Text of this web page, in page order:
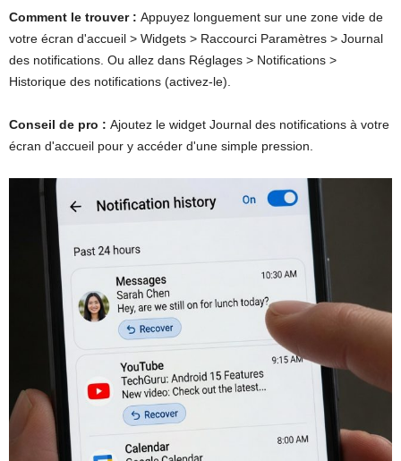
Comment le trouver : Appuyez longuement sur une zone vide de
votre écran d'accueil > Widgets > Raccourci Paramètres > Journal
des notifications. Ou allez dans Réglages > Notifications >
Historique des notifications (activez-le).
Conseil de pro : Ajoutez le widget Journal des notifications à votre
écran d'accueil pour y accéder d'une simple pression.